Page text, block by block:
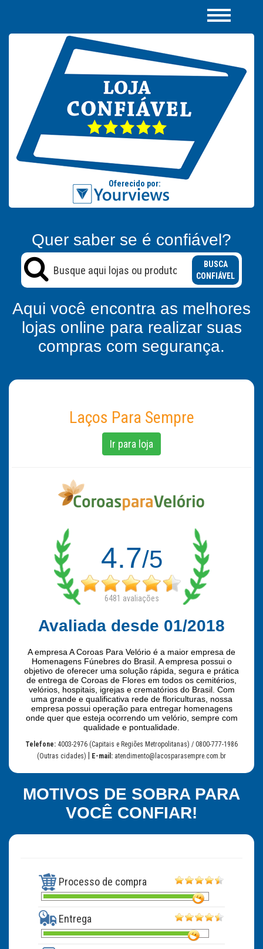
Quer saber se é confiável?
BUSCA
CONFIÁVEL
Aqui você encontra as melhores
lojas online para realizar suas
compras com segurança.
Laços Para Sempre
Ir para loja
4.7/5
6481 avaliações
Avaliada desde 01/2018
A empresa A Coroas Para Velório é a maior empresa de
Homenagens Fúnebres do Brasil. A empresa possui o
objetivo de oferecer uma solução rápida, segura e prática
de entrega de Coroas de Flores em todos os cemitérios,
velórios, hospitais, igrejas e crematórios do Brasil. Com
uma grande e qualificativa rede de floriculturas, nossa
empresa possui operação para entregar homenagens
onde quer que esteja ocorrendo um velório, sempre com
qualidade e pontualidade.
Telefone: 4003-2976 (Capitais e Regiões Metropolitanas) / 0800-777-1986
(Outras cidades)
E-mail: atendimento@lacosparasempre.com.br
MOTIVOS DE SOBRA PARA
VOCÊ CONFIAR!
Processo de compra
Entrega